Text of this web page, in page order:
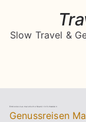
springen
Slow Travel &
Entdecke das malerische Skanör in Schweden
Genussreisen